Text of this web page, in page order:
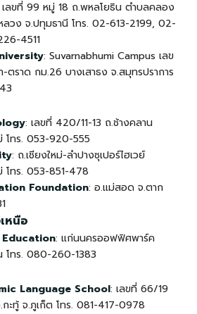
ลขที่ 99 หมู่ 18 ถ.พหลโยธิน ตำบลคลอง
วง จ.ปทุมธานี โทร. 02-613-2199, 02-
4511
: Suvarnabhumi Campus เลข
ราด กม.26 บางเสาธง จ.สมุทรปราการ
: เลขที่ 420/11-13 ถ.ช้างคลาน
โทร. 053-920-555
: ถ.เชียงใหม่-ลำปางซุเปอร์ไฮเวย์
โทร. 053-851-478
Foundation: อ.แม่สอด จ.ตาก
หนือ
: แก่นนครออฟฟิศพาร์ค
โทร. 080-260-1383
Language School: เลขที่ 66/19
ะทู้ จ.ภูเก็ต โทร. 081-417-0978